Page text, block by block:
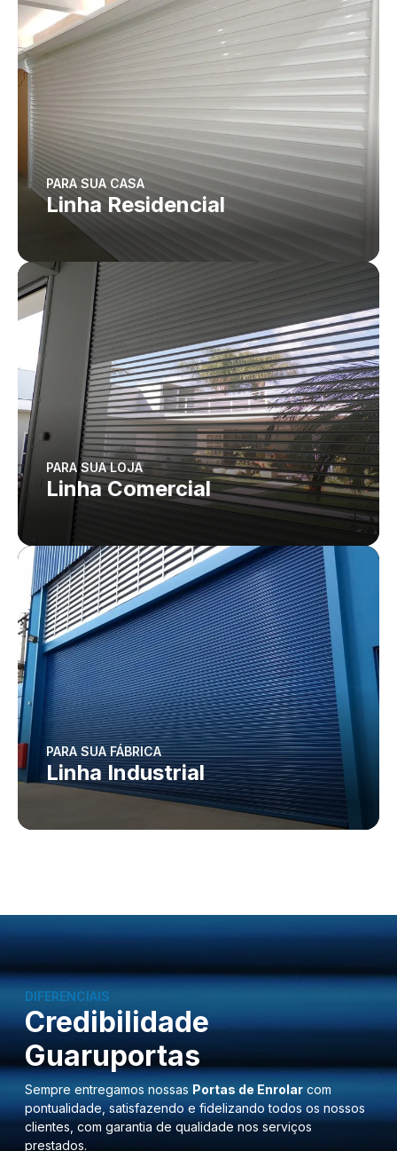
PARA SUA CASA
Linha Residencial
PARA SUA LOJA
Linha Comercial
PARA SUA FÁBRICA
Linha Industrial
DIFERENCIAIS
Credibilidade
Guaruportas
Sempre entregamos nossas Portas de Enrolar com
pontualidade, satisfazendo e fidelizando todos os nossos
clientes, com garantia de qualidade nos serviços
prestados.